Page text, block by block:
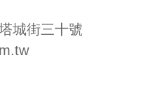
城街三十號